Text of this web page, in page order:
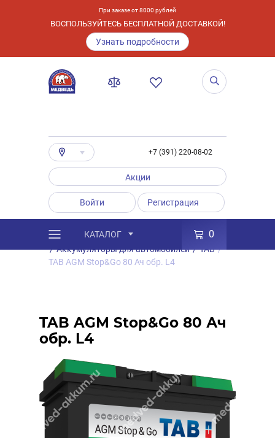
При заказе от 8000 рублей
ВОСПОЛЬЗУЙТЕСЬ БЕСПЛАТНОЙ ДОСТАВКОЙ!
Узнать подробности
+7 (391) 220-08-02
Акции
Войти Регистрация
КАТАЛОГ 0
Каталог / Товары
Аккумуляторы
/ Аккумуляторы для автомобилей / TAB /
TAB AGM Stop&Go 80 Ач обр. L4
TAB AGM Stop&Go 80 Ач
обр. L4